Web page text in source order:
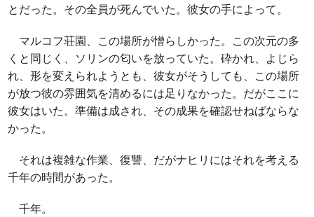
とだった。その全員が死んでいた。彼女の手によって。
マルコフ荘園、この場所が憎らしかった。この次元の多
くと同じく、ソリンの匂いを放っていた。砕かれ、よじら
れ、形を変えられようとも、彼女がそうしても、この場所
が放つ彼の雰囲気を清めるには足りなかった。だがここに
彼女はいた。準備は成され、その成果を確認せねばならな
かった。
それは複雑な作業、復讐、だがナヒリにはそれを考える
千年の時間があった。
千年。